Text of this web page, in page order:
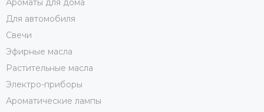
Для автомобиля
Свечи
Эфирные масла
Растительные масла
Электро-приборы
Ароматические лампы